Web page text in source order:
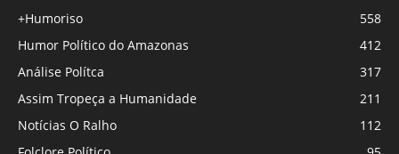
+Humoriso
558
Humor Político do Amazonas
412
Análise Polítca
317
Assim Tropeça a Humanidade
211
Notícias O Ralho
112